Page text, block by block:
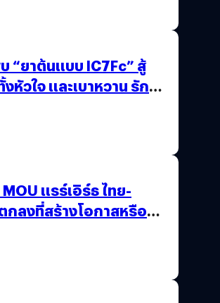
“ยาต้นแบบ IC7Fc” สู้
หัวใจ และเบาหวาน รักษา
แรร์เอิร์ธ ไทย-
กลงที่สร้างโอกาสหรือ